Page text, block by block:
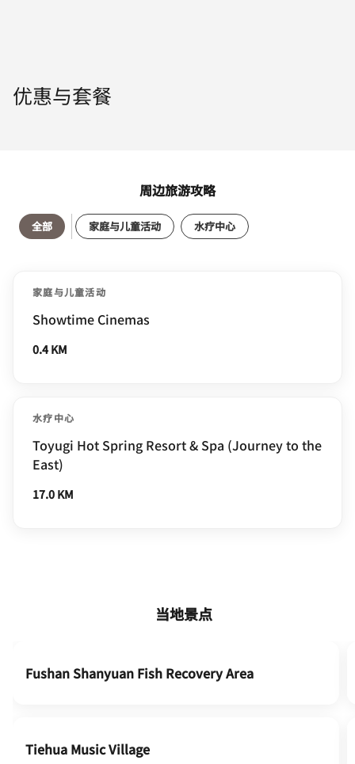
优惠与套餐
周边旅游攻略
全部 家庭与儿童活动 水疗中心
家庭与儿童活动
Showtime Cinemas
0.4 KM
水疗中心
Toyugi Hot Spring Resort & Spa (Journey to the
East)
17.0 KM
当地景点
Fushan Shanyuan Fish Recovery Area
Tiehua Music Village